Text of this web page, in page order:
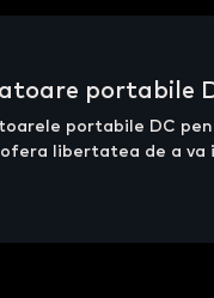
portabile
portabile DC
libertatea de a va